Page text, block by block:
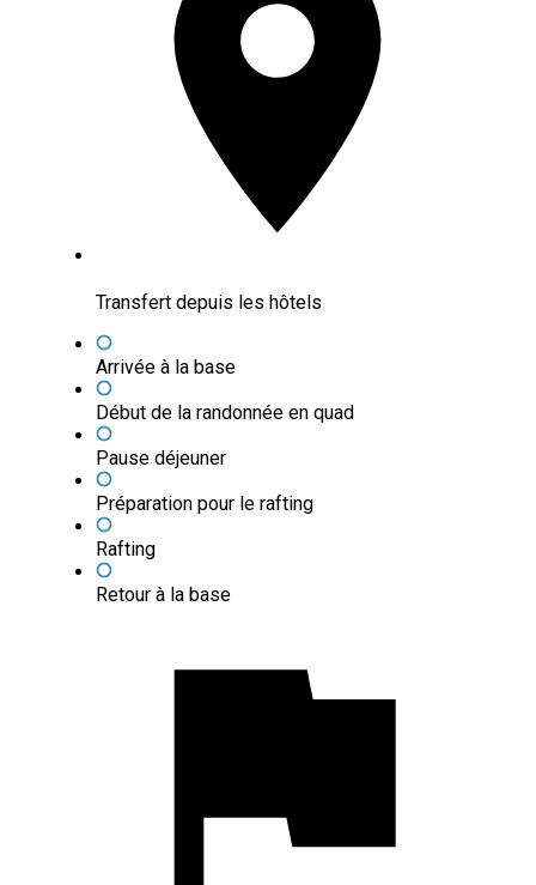
Transfert depuis les hôtels
Arrivée à la base
Début de la randonnée en quad
Pause déjeuner
Préparation pour le rafting
Rafting
Retour à la base